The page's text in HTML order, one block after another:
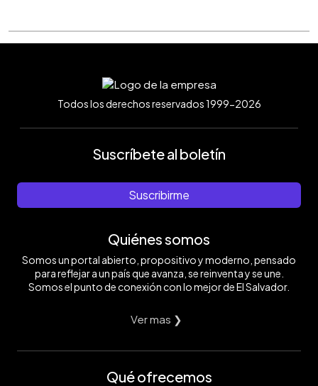
Todos los derechos reservados 1999-2026
Suscríbete al boletín
Suscribirme
Quiénes somos
Somos un portal abierto, propositivo y moderno, pensado
para reflejar a un país que avanza, se reinventa y se une.
Somos el punto de conexión con lo mejor de El Salvador.
Ver mas ❯
Qué ofrecemos